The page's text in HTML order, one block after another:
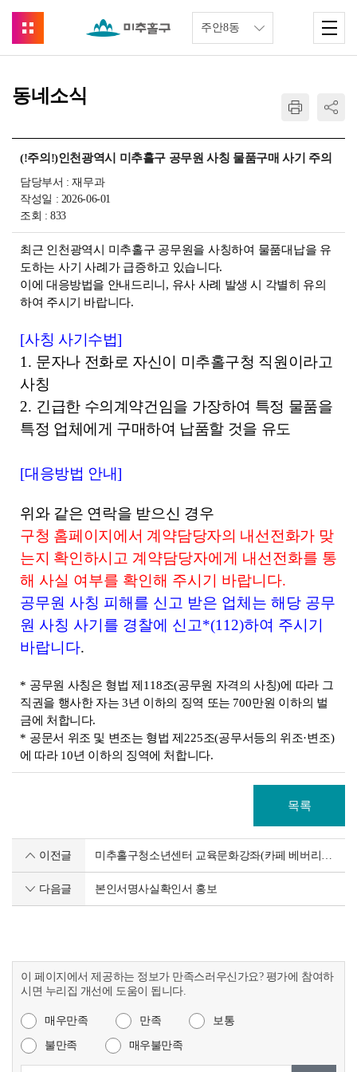
동네소식
(!주의!)인천광역시 미추홀구 공무원 사칭 물품구매 사기 주의
담당부서 : 재무과
작성일 : 2026-06-01
조회 : 833
최근 인천광역시 미추홀구 공무원을 사칭하여 물품대납을 유
도하는 사기 사례가 급증하고 있습니다.
이에 대응방법을 안내드리니 , 유사 사례 발생 시 각별히 유의
하여 주시기 바랍니다.
[사칭 사기수법]
1. 문자나 전화로 자신이 미추홀구청 직원이라고
사칭
2. 긴급한 수의계약건임을 가장하여 특정 물품을
특정 업체에게 구매하여 납품할 것을 유도
[대응방법 안내]
위와 같은 연락을 받으신 경우
구청 홈페이지에서 계약담당자의 내선전화가 맞
는지 확인하시고 계약담당자에게 내선전화를 통
해 사실 여부를 확인해 주시기 바랍니다.
공무원 사칭 피해를 신고 받은 업체는 해당 공무
원 사칭 사기를 경찰에 신고*(112)하여 주시기
바랍니다.
* 공무원 사칭은 형법 제 118조(공무원 자격의 사칭)에 따라 그
직권을 행사한 자는 3년 이하의 징역 또는 700만원 이하의 벌
금에 처합니다.
* 공문서 위조 및 변조는 형법 제 225조(공무서등의 위조·변조)
에 따라 10년 이하의 징역에 처합니다.
목록
이전글 미추홀구청소년센터 교육문화강좌(카페 베버리지 마스터 자격증과정) 참가자 모집
다음글 본인서명사실확인서 홍보
이 페이지에서 제공하는 정보가 만족스러우신가요? 평가에 참여하
시면 누리집 개선에 도움이 됩니다.
매우만족 만족 보통
불만족 매우불만족